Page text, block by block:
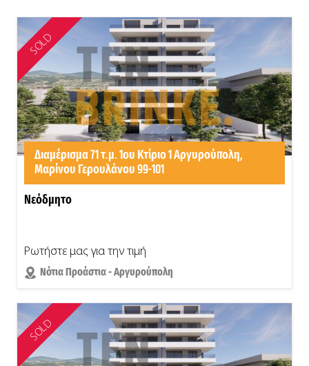
SOLD
Διαμέρισμα 71 τ.μ. 1ου Κτίριο 1 Αργυρούπολη,
Μαρίνου Γερουλάνου 99-101
Νεόδμητο
Ρωτήστε μας για την τιμή
Νότια Προάστια - Αργυρούπολη
SOLD